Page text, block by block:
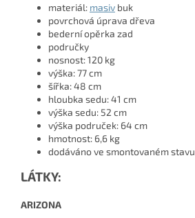
materiál: masiv buk
povrchová úprava dřeva
bederní opěrka zad
područky
nosnost: 120 kg
výška: 77 cm
šířka: 48 cm
hloubka sedu: 41 cm
výška sedu: 52 cm
výška područek: 64 cm
hmotnost: 6,6 kg
dodáváno ve smontovaném stavu
LÁTKY:
ARIZONA